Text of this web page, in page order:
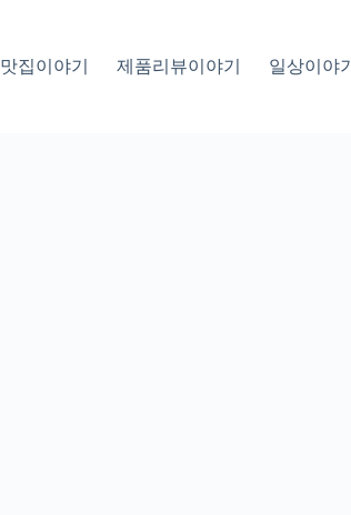
맛집이야기 제품리뷰이야기 일상이야기